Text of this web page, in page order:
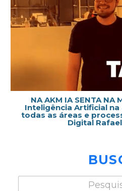
NA AKM IA SENTA NA
Inteligência Artificial
todas as áreas e
Digital